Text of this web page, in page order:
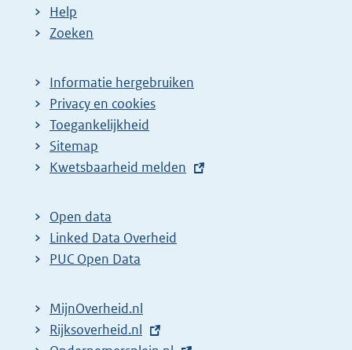
Help
Zoeken
Informatie hergebruiken
Privacy en cookies
Toegankelijkheid
Sitemap
E
t
e
r
l
i
Kwetsbaarheid melden
Open data
Linked Data Overheid
PUC Open Data
MijnOverheid.nl
E
Rijksoverheid.nl